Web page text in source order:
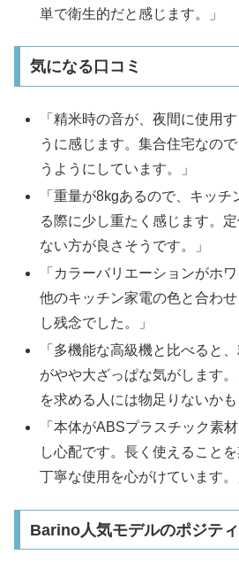
単で衛生的だと感じます。」
気になる口コミ
「精米時の音が、夜間に使用
うに感じます。集合住宅なの
うようにしています。」
「重量が8kgあるので、キッ
る際に少し重たく感じます。
ない方が良さそうです。」
「カラーバリエーションがホ
他のキッチン家電の色と合わ
し残念でした。」
「多機能な高級機と比べると
がやや大ざっぱな気がします
を求める人には物足りないかも
「本体がABSプラスチック素
し心配です。長く使えること
丁寧な使用を心がけています。
Barino人気モデルのポジテ